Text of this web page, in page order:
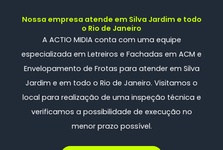
Nossa empresa atende em Silva Jardim e todo
o Rio de Janeiro
A ACTIO MIDIA conta com uma equipe
especializada em Letreiros e Fachadas em ACM e
Envelopamento de Frotas para atender em Silva
Jardim e em todo o Rio de Janeiro. Visitamos o
local para realização de uma inspeção técnica e
verificamos a possibilidade de execução no
menor prazo possível.